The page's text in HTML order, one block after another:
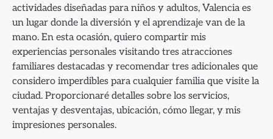
actividades diseñadas para niños y adultos, Valencia es
un lugar donde la diversión y el aprendizaje van de la
mano. En esta ocasión, quiero compartir mis
experiencias personales visitando tres atracciones
familiares destacadas y recomendar tres adicionales que
considero imperdibles para cualquier familia que visite la
ciudad. Proporcionaré detalles sobre los servicios,
ventajas y desventajas, ubicación, cómo llegar, y mis
impresiones personales.